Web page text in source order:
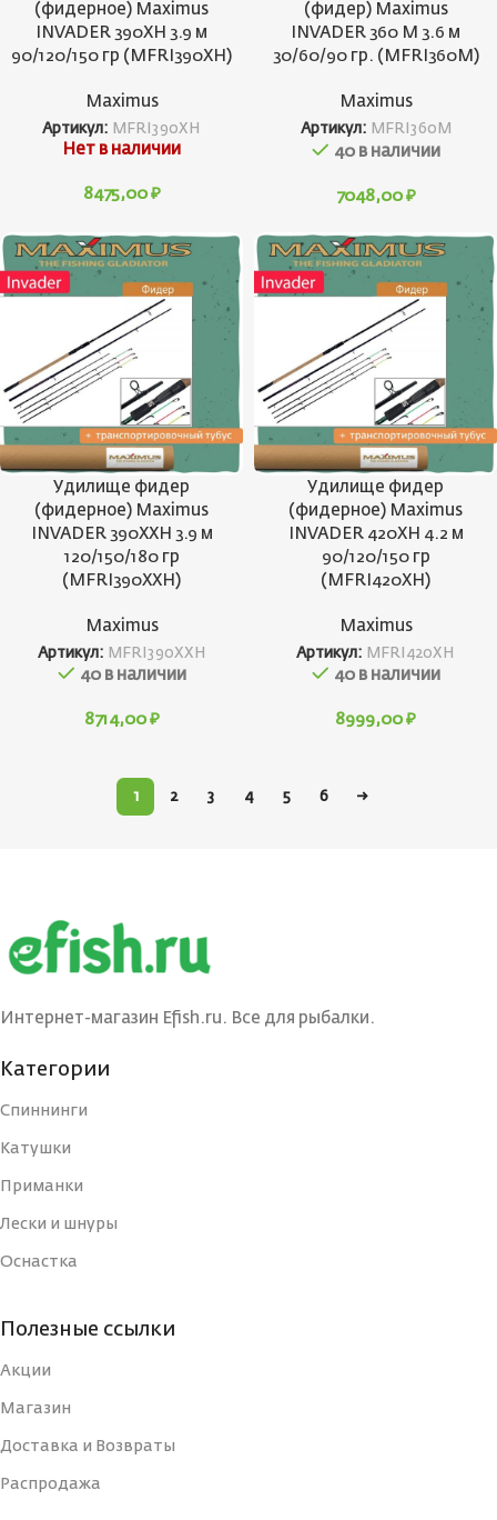
(фидерное) Maximus
INVADER 390XH 3.9 м
90/120/150 гр (MFRI390XH)
Maximus
Артикул: MFRI390XH
Нет в наличии
8475,00 ₽
(фидер) Maximus
INVADER 360 M 3.6 м
30/60/90 гр. (MFRI360M)
Maximus
Артикул: MFRI360M
40 в наличии
7048,00 ₽
Удилище фидер
(фидерное) Maximus
INVADER 390XXH 3.9 м
120/150/180 гр
(MFRI390XXH)
Maximus
Артикул: MFRI390XXH
40 в наличии
8714,00 ₽
Удилище фидер
(фидерное) Maximus
INVADER 420XH 4.2 м
90/120/150 гр
(MFRI420XH)
Maximus
Артикул: MFRI420XH
40 в наличии
8999,00 ₽
1 2 3 4 5 6 →
Интернет-магазин Efish.ru. Все для рыбалки.
Категории
Спиннинги
Катушки
Приманки
Лески и шнуры
Оснастка
Полезные ссылки
Акции
Магазин
Доставка и Возвраты
Распродажа